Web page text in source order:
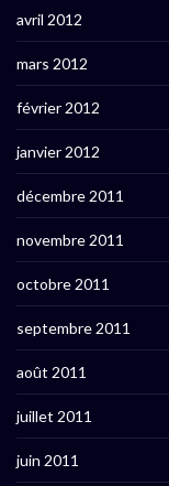
avril 2012
mars 2012
février 2012
janvier 2012
décembre 2011
novembre 2011
octobre 2011
septembre 2011
août 2011
juillet 2011
juin 2011